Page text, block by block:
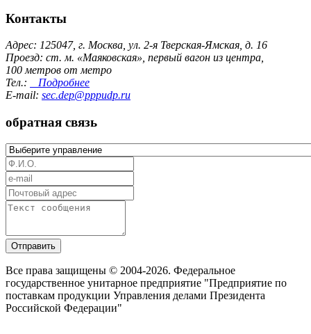
Контакты
Адрес: 125047, г. Москва, ул. 2-я Тверская-Ямская, д. 16
Проезд: ст. м. «Маяковская», первый вагон из центра,
100 метров от метро
Тел.:
Подробнее
E-mail: sec.dep@pppudp.ru
обратная связь
Отправить
Все права защищены © 2004-2026. Федеральное
государственное унитарное предприятие "Предприятие по
поставкам продукции Управления делами Президента
Российской Федерации"